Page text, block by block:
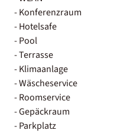
- Konferenzraum
- Hotelsafe
- Pool
- Terrasse
- Klimaanlage
- Wäscheservice
- Roomservice
- Gepäckraum
- Parkplatz